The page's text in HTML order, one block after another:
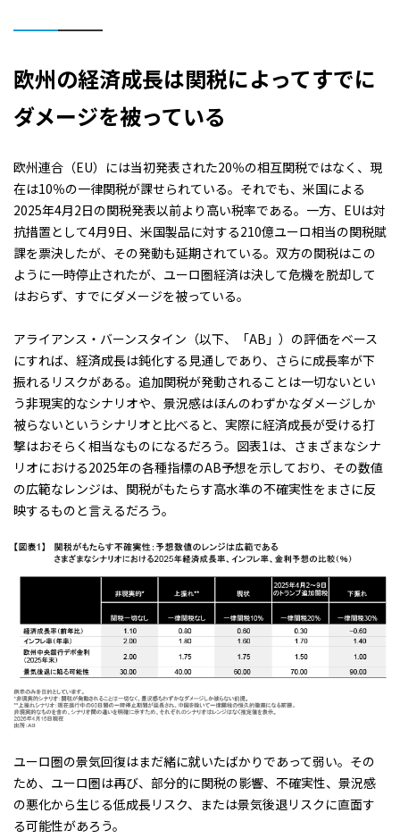
欧州の経済成長は関税によってすでに
ダメージを被っている
欧州連合（EU）には当初発表された20％の相互関税ではなく、現
在は10％の一律関税が課せられている。それでも、米国による
2025年4月2日の関税発表以前より高い税率である。一方、EUは対
抗措置として4月9日、米国製品に対する210億ユーロ相当の関税賦
課を票決したが、その発動も延期されている。双方の関税はこの
ように一時停止されたが、ユーロ圏経済は決して危機を脱却して
はおらず、すでにダメージを被っている。
アライアンス・バーンスタイン（以下、「AB」）の評価をベース
にすれば、経済成長は鈍化する見通しであり、さらに成長率が下
振れるリスクがある。追加関税が発動されることは一切ないとい
う非現実的なシナリオや、景況感はほんのわずかなダメージしか
被らないというシナリオと比べると、実際に経済成長が受ける打
撃はおそらく相当なものになるだろう。図表1は、さまざまなシナ
リオにおける2025年の各種指標のAB予想を示しており、その数値
の広範なレンジは、関税がもたらす高水準の不確実性をまさに反
映するものと言えるだろう。
ユーロ圏の景気回復はまだ緒に就いたばかりであって弱い。その
ため、ユーロ圏は再び、部分的に関税の影響、不確実性、景況感
の悪化から生じる低成長リスク、または景気後退リスクに直面す
る可能性があろう。